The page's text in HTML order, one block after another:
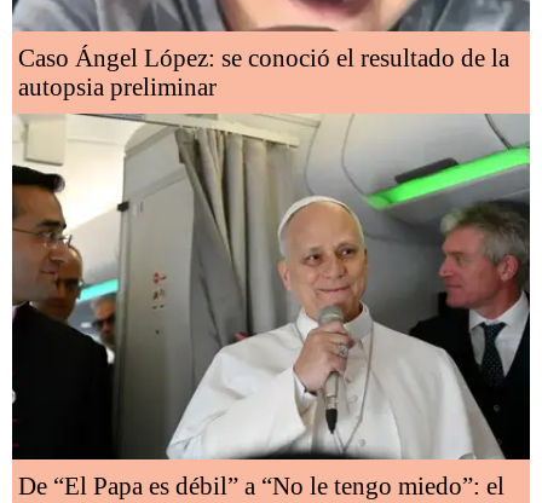
Caso Ángel López: se conoció el resultado de la
autopsia preliminar
De “El Papa es débil” a “No le tengo miedo”: el